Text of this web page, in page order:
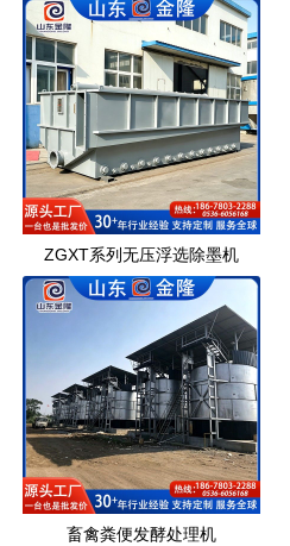
ZGXT系列无压浮选除墨机
畜禽粪便发酵处理机